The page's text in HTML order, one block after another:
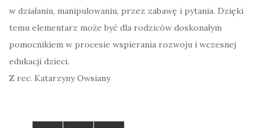
w działaniu, manipulowaniu, przez zabawę i pytania. Dzięki
temu elementarz może być dla rodziców doskonałym
pomocnikiem w procesie wspierania rozwoju i wczesnej
edukacji dzieci.
Z rec. Katarzyny Owsiany